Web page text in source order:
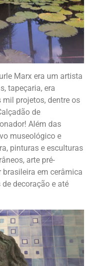
Marx era um artista
tapeçaria, era
projetos, dentre os
de
Além das
museológico e
pinturas e esculturas
arte pré-
em cerâmica
decoração e até